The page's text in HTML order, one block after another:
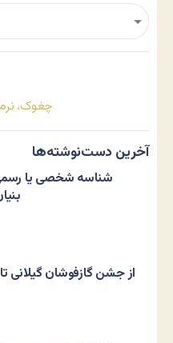
چغوک،
آخرین دست‌نوشته‌ها
شناسه شخصی یا
از جشن گازفوشان گیلانی